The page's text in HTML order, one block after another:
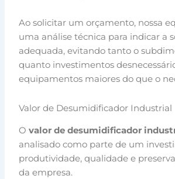
Ao solicitar um orçamento, nossa
uma análise técnica para indicar a
adequada, evitando tanto o
quanto investimentos
equipamentos maiores do que o
Valor de Desumidificador Industrial
Ovalor de desumidificador
analisado como parte de um
produtividade, qualidade e
da empresa.